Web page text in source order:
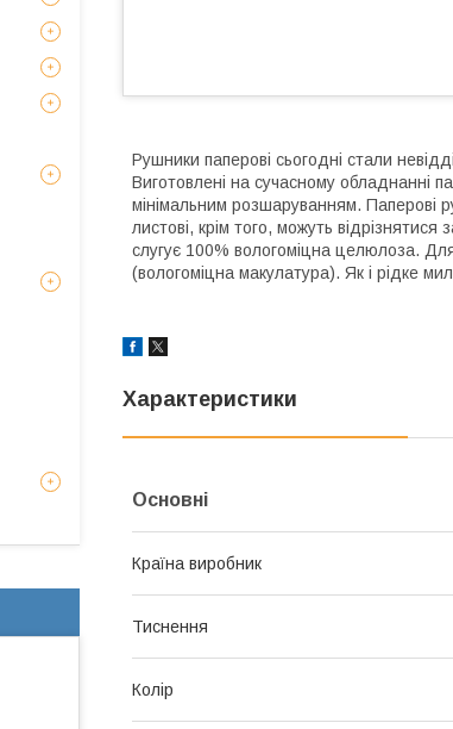
Рушники паперові сьогодні стали
Виготовлені на сучасному обладнанні
мінімальним розшаруванням. Паперові
листові, крім того, можуть
слугує 100% вологоміцна целюлоза.
(вологоміцна макулатура). Як і рідке
Характеристики
Основні
Країна виробник
Тиснення
Колір